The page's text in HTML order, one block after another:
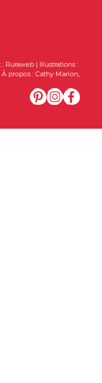
: Ruraweb | Illustrations :
À propos :Cathy Marion,